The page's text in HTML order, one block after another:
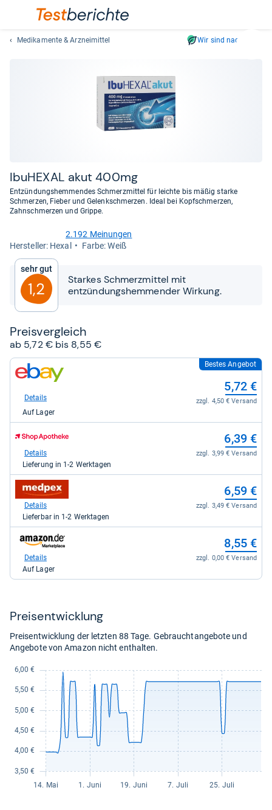
Medikamente & Arzneimittel Wir sind nachhaltig
Ibu­HE­XAL akut 400mg
Entzündungshemmendes Schmerzmittel für leichte bis mäßig starke
Schmerzen, Fieber und Gelenkschmerzen. Ideal bei Kopfschmerzen,
Zahnschmerzen und Grippe.
von
Sternen
2.192 Meinungen
Her­stel­ler: Hexal
Farbe: Weiß
Sehr gut
1,2
Starkes Schmerzmittel mit
entzündungshemmender Wirkung.
Preis­ver­gleich
ab 5,72 € bis 8,55 €
zum
Shop:
eBay
5,72
kaufen.
Bestes Angebot
5,72 €
zzgl. 4,50 € Versand
Details
Auf Lager
Shop:
Shop
DE
für
6,39
kaufen.
6,39 €
zzgl. 3,99 € Versand
Details
Lieferung in 1-2 Werktagen
zum
Shop:
medpex
kaufen.
6,59 €
zzgl. 3,49 € Versand
Details
Lieferbar in 1-2 Werktagen
zum
Shop:
Amazon.de
8,55 €
zzgl. 0,00 € Versand
Details
Auf Lager
Preis­ent­wick­lung
Preisentwicklung der letzten 88 Tage. Gebrauchtangebote und
Angebote von Amazon nicht enthalten.